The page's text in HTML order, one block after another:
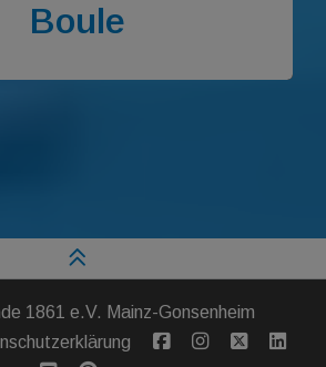
Boule
1861 e.V. Mainz-Gonsenheim